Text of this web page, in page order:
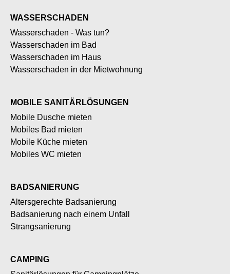
WASSERSCHADEN
Wasserschaden - Was tun?
Wasserschaden im Bad
Wasserschaden im Haus
Wasserschaden in der Mietwohnung
MOBILE SANITÄRLÖSUNGEN
Mobile Dusche mieten
Mobiles Bad mieten
Mobile Küche mieten
Mobiles WC mieten
BADSANIERUNG
Altersgerechte Badsanierung
Badsanierung nach einem Unfall
Strangsanierung
CAMPING